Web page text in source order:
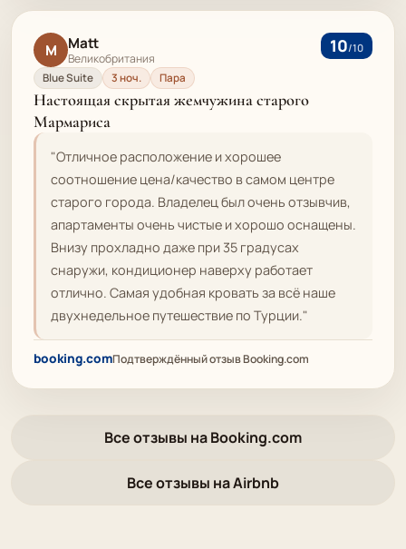
M Matt
Великобритания
10/10
Blue Suite 3 ноч. Пара
Настоящая скрытая жемчужина старого
Мармариса
"Отличное расположение и хорошее
соотношение цена/качество в самом центре
старого города. Владелец был очень отзывчив,
апартаменты очень чистые и хорошо оснащены.
Внизу прохладно даже при 35 градусах
снаружи, кондиционер наверху работает
отлично. Самая удобная кровать за всё наше
двухнедельное путешествие по Турции."
booking.comПодтверждённый отзыв Booking.com
Все отзывы на Booking.com
Все отзывы на Airbnb